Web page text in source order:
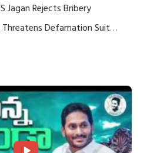
Jagan Rejects Bribery
Defamation Suit